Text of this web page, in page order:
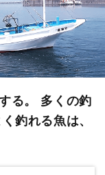
る。 多くの釣
く釣れる魚は、